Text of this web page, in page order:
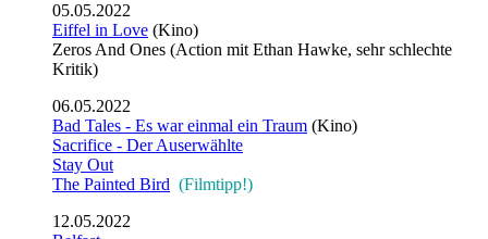
05.05.2022
Eiffel in Love (Kino)
Zeros And Ones (Action mit Ethan Hawke, sehr schlechte
Kritik)
06.05.2022
Bad Tales - Es war einmal ein Traum (Kino)
Sacrifice - Der Auserwählte
Stay Out
The Painted Bird (Filmtipp!)
12.05.2022